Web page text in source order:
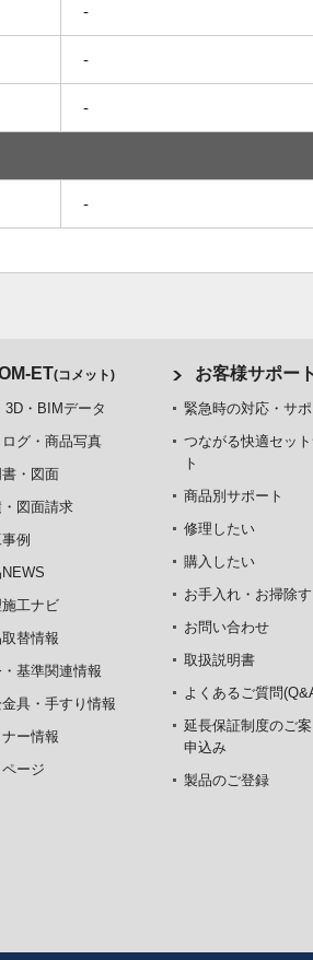
-
-
-
-
ET(コメット)
3D・BIMデータ
ログ・商品写真
・図面
・図面請求
例
工ナビ
替情報
基準関連情報
具・手すり情報
ー情報
ージ
お客様サポー
緊急時の対応・サ
つながる快適セッ
ト
商品別サポート
修理したい
購入したい
お手入れ・お掃除
お問い合わせ
取扱説明書
よくあるご質問
延長保証制度のご
申込み
製品のご登録